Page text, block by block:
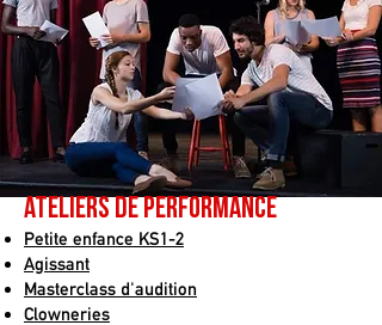
ateliers de performance
Petite enfance KS1-2
Agissant
Masterclass d'audition
Clowneries